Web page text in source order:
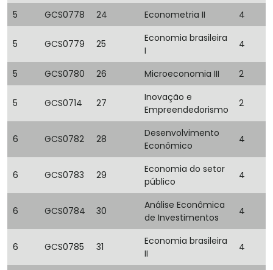
5
GCS0778 24 Econometria II 4
5 GCS0779 25
Economia brasileira
I
4
5 GCS0780 26 Microeconomia III 2
5 GCS0714 27
Inovação e
Empreendedorismo
2
6 GCS0782 28
Desenvolvimento
Econômico
4
6 GCS0783 29
Economia do setor
público
4
6 GCS0784 30
Análise Econômica
de Investimentos
4
6 GCS0785 31
Economia brasileira
II
4